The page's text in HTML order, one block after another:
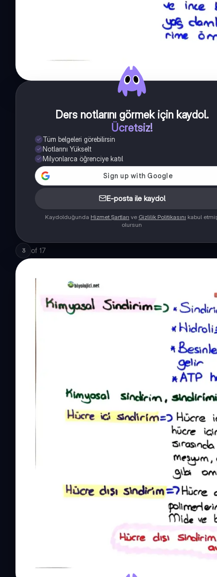
Ders notlarını görmek için kaydol.
Ücretsiz!
Tüm belgeleri görebilirsin
Notlarını Yükselt
Milyonlarca öğrenciye katıl
E-posta ile kaydol
Kaydolduğunda Hizmet Şartları ve Gizlilik Politikasını kabul
olursun
3 of 17